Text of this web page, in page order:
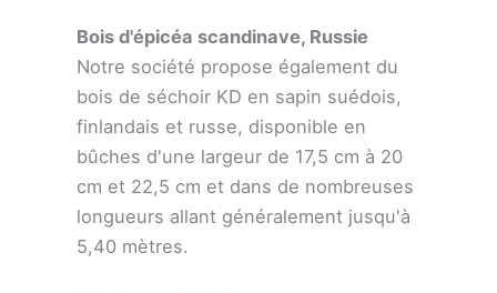
Bois d'épicéa scandinave, Russie
Notre société propose également du
bois de séchoir KD en sapin suédois,
finlandais et russe, disponible en
bûches d'une largeur de 17,5 cm à 20
cm et 22,5 cm et dans de nombreuses
longueurs allant généralement jusqu'à
5,40 mètres.